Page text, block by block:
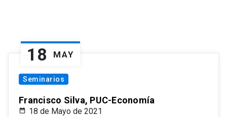
18 MAY
Seminarios
Francisco Silva, PUC-Economía
18 de Mayo de 2021